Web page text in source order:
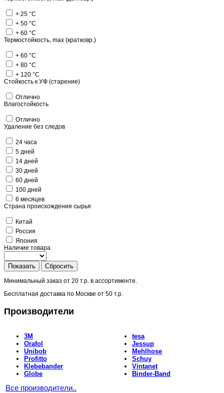
+ 25 °C
+ 50 °C
+ 60 °C
Термостойкость, max (кратковр.)
+ 60 °C
+ 80 °C
+ 120 °C
Стойкость к УФ (старение)
Отлично
Влагостойкость
Отлично
Удаление без следов
24 часа
5 дней
14 дней
30 дней
60 дней
100 дней
6 месяцев
Страна происхождения сырья
Китай
Россия
Япония
Наличие товара
Показать Сбросить
Минимальный заказ от 20 т.р. в ассортименте.
Бесплатная доставка по Москве от 50 т.р.
Производители
3M
Orafol
Unibob
Profitto
Klebebander
Globe
tesa
Jessup
Mehlhose
Schuy
Vintanet
Binder-Band
Все производители..